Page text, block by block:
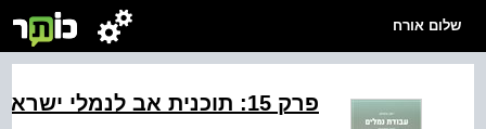
שלום אורח
פרק 15: תוכנית אב לנמלי ישראל